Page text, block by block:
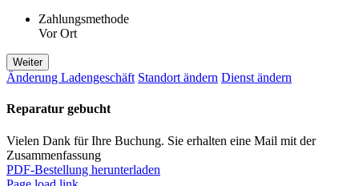
Zahlungsmethode
Vor Ort
Weiter
Änderung Ladengeschäft Standort ändern Dienst ändern
Reparatur gebucht
Vielen Dank für Ihre Buchung. Sie erhalten eine Mail mit der
Zusammenfassung
PDF-Bestellung herunterladen